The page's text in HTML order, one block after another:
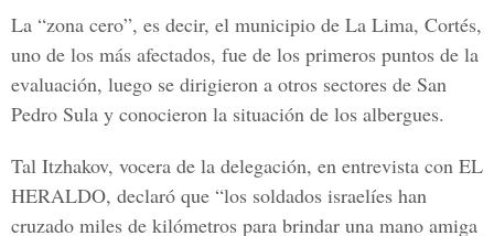
La “zona cero”, es decir, el municipio de La Lima, Cortés,
uno de los más afectados, fue de los primeros puntos de la
evaluación, luego se dirigieron a otros sectores de San
Pedro Sula y conocieron la situación de los albergues.
Tal Itzhakov, vocera de la delegación, en entrevista con EL
HERALDO, declaró que “los soldados israelíes han
cruzado miles de kilómetros para brindar una mano amiga